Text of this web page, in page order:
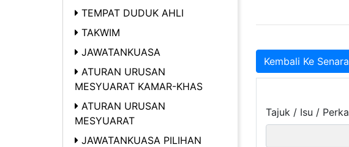
Kembali Ke
Tajuk / Isu /
TEMPAT DUDUK AHLI
TAKWIM
JAWATANKUASA
ATURAN URUSAN
MESYUARAT KAMAR-KHAS
ATURAN URUSAN
MESYUARAT
JAWATANKUASA PILIHAN